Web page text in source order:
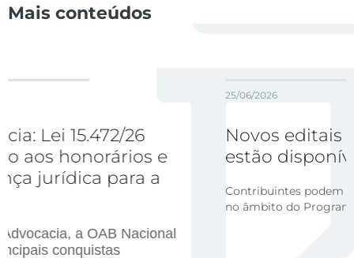
Mais conteúdos
e
a
Novos editais de transação da
estão disponíveis
Contribuintes podem regularizar situação
no âmbito do Programa Desenrola Rural